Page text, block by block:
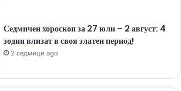
Седмичен хороскоп за 27 юли – 2 август: 4
зодии влизат в своя златен период!
2 седмици ago